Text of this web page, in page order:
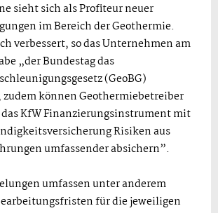
sieht sich als Profiteur neuer
im Bereich der Geothermie.
verbessert, so das Unternehmen am
„der Bundestag das
(GeoBG)
können Geothermiebetreiber
KfW Finanzierungsinstrument mit
Risiken aus
umfassender absichern”.
umfassen unter anderem
für die jeweiligen